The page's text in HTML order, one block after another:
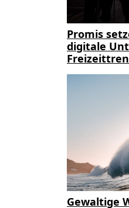
Promis
digitale
Gewaltige